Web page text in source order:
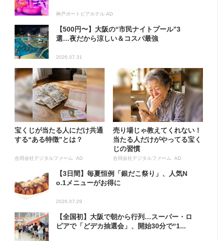
神戸ポートピアホテル AD
【500円〜】大阪の“市民ナイトプール”3
選…夜だから涼しい＆コスパ最強
2026.07.31
宝くじが当たる人にだけ共通
する“ある特徴”とは？
合同会社デジタルファーム AD
売り場じゃ教えてくれない！
当たる人だけがやってる宝く
じの習慣
合同会社デジタルファーム AD
【3日間】毎夏恒例「銀だこ祭り」、人気N
o.1メニューがお得に
2026.07.29
【全国初】大阪で朝から行列…スーパー・ロ
ピアで「どデカ抽選会」、開始30分で“1...